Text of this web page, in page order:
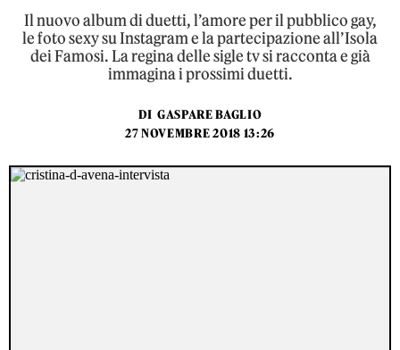
Il nuovo album di duetti, l’amore per il pubblico gay,
le foto sexy su Instagram e la partecipazione all’Isola
dei Famosi. La regina delle sigle tv si racconta e già
immagina i prossimi duetti.
DI GASPARE BAGLIO
27 NOVEMBRE 2018 13:26